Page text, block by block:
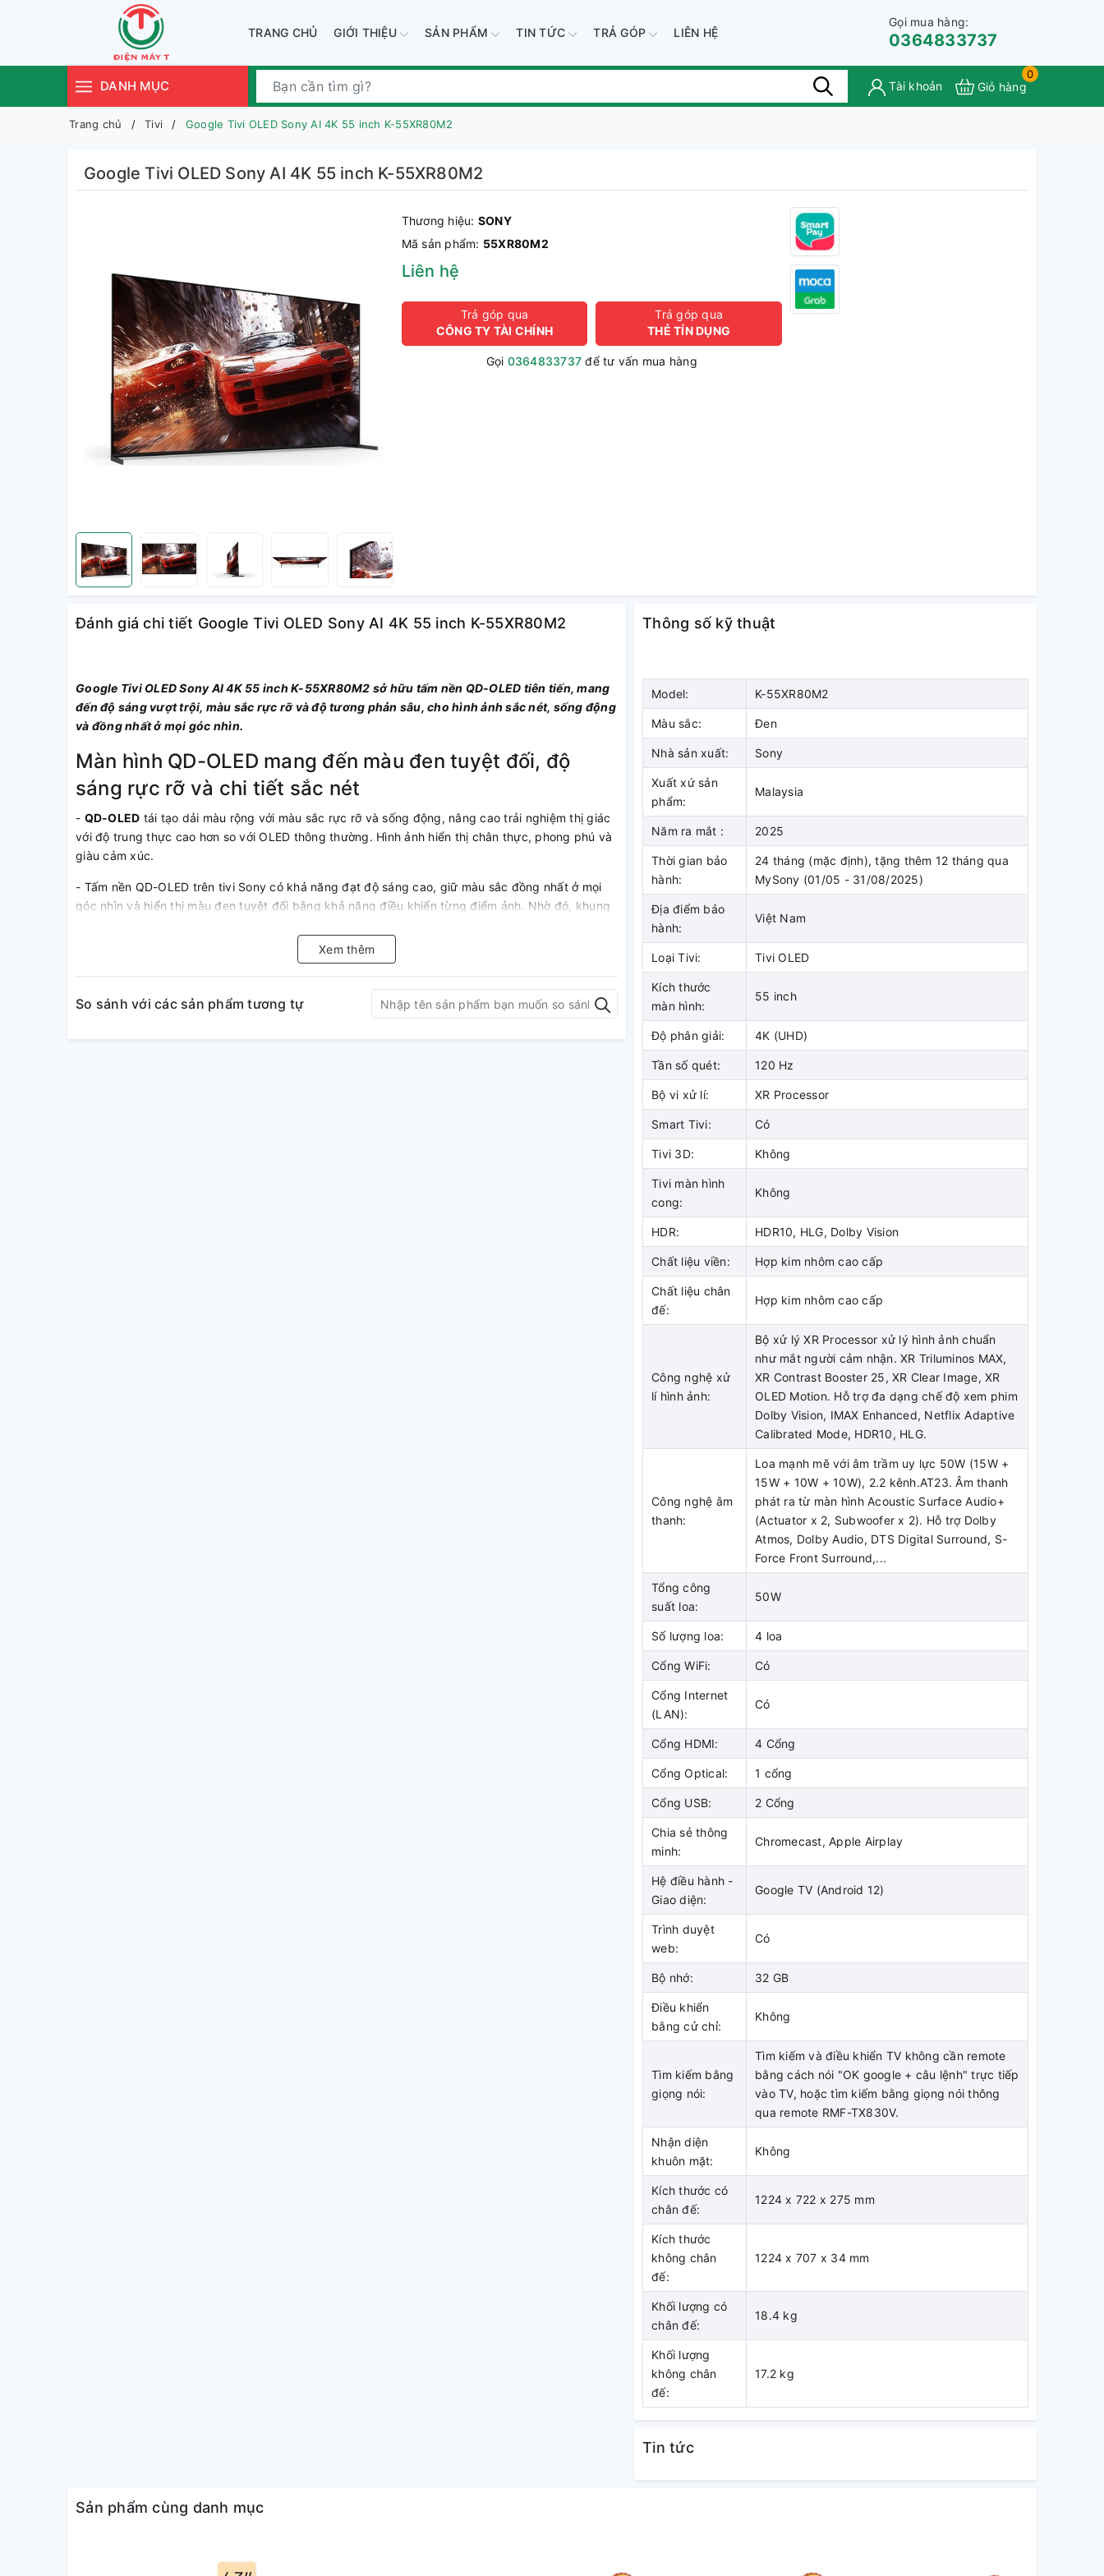
TRANG CHỦ GIỚI THIỆU SẢN PHẨM TIN TỨC TRẢ GÓP LIÊN HỆ
Gọi mua hàng:
0364833737
DANH MỤC Tài khoản
0
Giỏ hàng
Trang chủ Tivi Google Tivi OLED Sony AI 4K 55 inch K-55XR80M2
Google Tivi OLED Sony AI 4K 55 inch K-55XR80M2
Thương hiệu: SONY
Mã sản phẩm: 55XR80M2
Liên hệ
Trả góp qua
CÔNG TY TÀI CHÍNH
Trả góp qua
THẺ TÍN DỤNG
Gọi 0364833737 để tư vấn mua hàng
Đánh giá chi tiết Google Tivi OLED Sony AI 4K 55 inch K-55XR80M2
Google Tivi OLED Sony AI 4K 55 inch K-55XR80M2 sở hữu tấm nền QD‑OLED tiên tiến, mang
đến độ sáng vượt trội, màu sắc rực rỡ và độ tương phản sâu, cho hình ảnh sắc nét, sống động
và đồng nhất ở mọi góc nhìn.
Màn hình QD-OLED mang đến màu đen tuyệt đối, độ
sáng rực rỡ và chi tiết sắc nét
- QD-OLED tái tạo dải màu rộng với màu sắc rực rỡ và sống động, nâng cao trải nghiệm thị giác
với độ trung thực cao hơn so với OLED thông thường. Hình ảnh hiển thị chân thực, phong phú và
giàu cảm xúc.
- Tấm nền QD-OLED trên tivi Sony có khả năng đạt độ sáng cao, giữ màu sắc đồng nhất ở mọi
góc nhìn và hiển thị màu đen tuyệt đối bằng khả năng điều khiển từng điểm ảnh. Nhờ đó, khung
Xem thêm
So sánh với các sản phẩm tương tự
Thông số kỹ thuật
Model: K-55XR80M2
Màu sắc: Đen
Nhà sản xuất: Sony
Xuất xứ sản
phẩm:
Malaysia
Năm ra mắt : 2025
Thời gian bảo
hành:
24 tháng (mặc định), tặng thêm 12 tháng qua
MySony (01/05 - 31/08/2025)
Địa điểm bảo
hành:
Việt Nam
Loại Tivi: Tivi OLED
Kích thước
màn hình:
55 inch
Độ phân giải: 4K (UHD)
Tần số quét: 120 Hz
Bộ vi xử lí: XR Processor
Smart Tivi: Có
Tivi 3D: Không
Tivi màn hình
cong:
Không
HDR: HDR10, HLG, Dolby Vision
Chất liệu viền: Hợp kim nhôm cao cấp
Chất liệu chân
đế:
Hợp kim nhôm cao cấp
Công nghệ xử
lí hình ảnh:
Bộ xử lý XR Processor xử lý hình ảnh chuẩn
như mắt người cảm nhận. XR Triluminos MAX,
XR Contrast Booster 25, XR Clear Image, XR
OLED Motion. Hỗ trợ đa dạng chế độ xem phim
Dolby Vision, IMAX Enhanced, Netflix Adaptive
Calibrated Mode, HDR10, HLG.
Công nghệ âm
thanh:
Loa mạnh mẽ với âm trầm uy lực 50W (15W +
15W + 10W + 10W), 2.2 kênh.AT23. Âm thanh
phát ra từ màn hình Acoustic Surface Audio+
(Actuator x 2, Subwoofer x 2). Hỗ trợ Dolby
Atmos, Dolby Audio, DTS Digital Surround, S-
Force Front Surround,...
Tổng công
suất loa:
50W
Số lượng loa: 4 loa
Cổng WiFi: Có
Cổng Internet
(LAN):
Có
Cổng HDMI: 4 Cổng
Cổng Optical: 1 cổng
Cổng USB: 2 Cổng
Chia sẻ thông
minh:
Chromecast, Apple Airplay
Hệ điều hành -
Giao diện:
Google TV (Android 12)
Trình duyệt
web:
Có
Bộ nhớ: 32 GB
Điều khiển
bằng cử chỉ:
Không
Tìm kiếm bằng
giọng nói:
Tìm kiếm và điều khiển TV không cần remote
bằng cách nói "OK google + câu lệnh" trực tiếp
vào TV, hoặc tìm kiếm bằng giọng nói thông
qua remote RMF-TX830V.
Nhận diện
khuôn mặt:
Không
Kích thước có
chân đế:
1224 x 722 x 275 mm
Kích thước
không chân
đế:
1224 x 707 x 34 mm
Khối lượng có
chân đế:
18.4 kg
Khối lượng
không chân
đế:
17.2 kg
Tin tức
Sản phẩm cùng danh mục